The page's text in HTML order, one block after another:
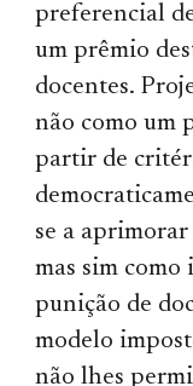
preferencial
um prêmio
docentes.
não como um
partir de
se a
mas sim
punição de
modelo
não lhes